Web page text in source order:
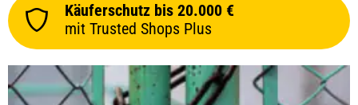
Käuferschutz bis 20.000 €
mit Trusted Shops Plus